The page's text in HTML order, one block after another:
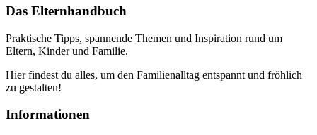
Das Elternhandbuch
Praktische Tipps, spannende Themen und Inspiration rund um
Eltern, Kinder und Familie.
Hier findest du alles, um den Familienalltag entspannt und fröhlich
zu gestalten!
Informationen